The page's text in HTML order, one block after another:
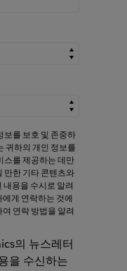
보를 보호 및 존중하
귀하의 개인 정보를
스를 제공하는 데만
만한 기타 콘텐츠와
내용을 수시로 알려
게 연락하는 것에
연락 방법을 알려
의 뉴스레터와 회사
의 뉴스레터
을 수신하는